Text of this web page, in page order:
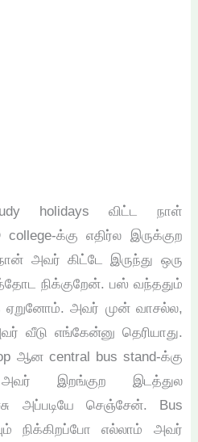
holidays விட்ட நாள்
க்கு எதிர்ல இருக்குற
அவர் கிட்டே இருந்து ஒரு
நிக்குறேன். பஸ் வந்ததும்
ஏறுனோம். அவர் முன் வாசல்ல,
வீடு எங்கேன்னு தெரியாது.
ஆன central bus stand-க்கு
அவர் இறங்குற இடத்துல
அப்படியே செஞ்சேன். Bus
நிக்கிறப்போ எல்லாம் அவர்